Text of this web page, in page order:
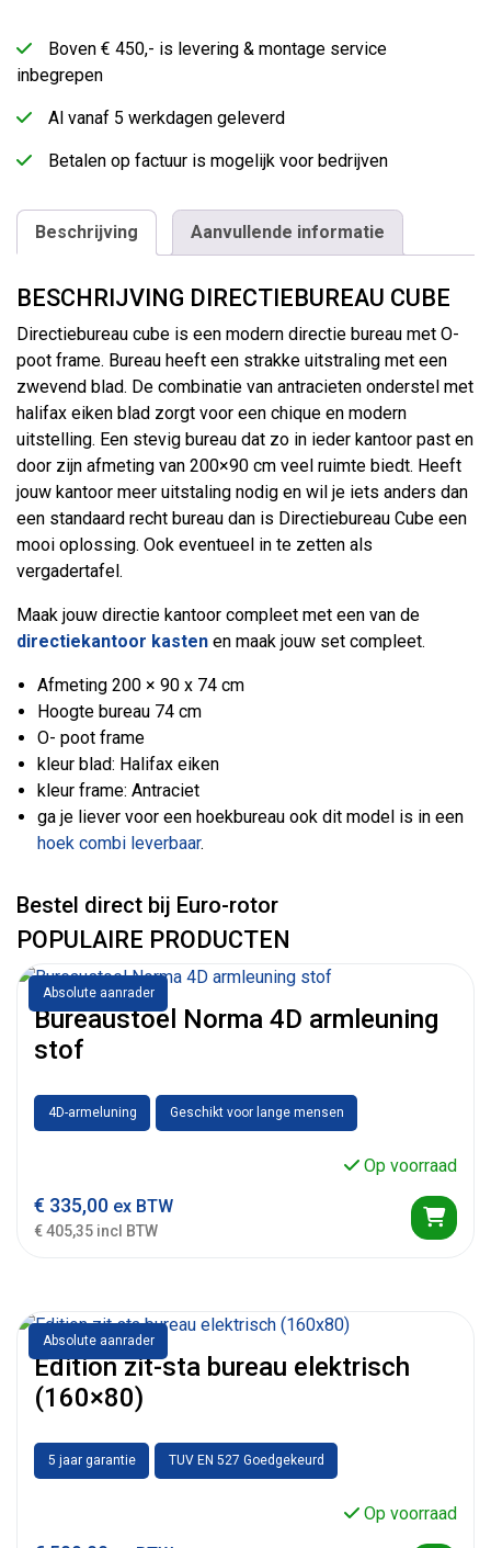
Boven € 450,- is levering & montage service
inbegrepen
Al vanaf 5 werkdagen geleverd
Betalen op factuur is mogelijk voor bedrijven
Beschrijving Aanvullende informatie
BESCHRIJVING DIRECTIEBUREAU CUBE
Directiebureau cube is een modern directie bureau met O-
poot frame. Bureau heeft een strakke uitstraling met een
zwevend blad. De combinatie van antracieten onderstel met
halifax eiken blad zorgt voor een chique en modern
uitstelling. Een stevig bureau dat zo in ieder kantoor past en
door zijn afmeting van 200×90 cm veel ruimte biedt. Heeft
jouw kantoor meer uitstaling nodig en wil je iets anders dan
een standaard recht bureau dan is Directiebureau Cube een
mooi oplossing. Ook eventueel in te zetten als
vergadertafel.
Maak jouw directie kantoor compleet met een van de
directiekantoor kasten en maak jouw set compleet.
Afmeting 200 × 90 x 74 cm
Hoogte bureau 74 cm
O- poot frame
kleur blad: Halifax eiken
kleur frame: Antraciet
ga je liever voor een hoekbureau ook dit model is in een
hoek combi leverbaar.
Bestel direct bij Euro-rotor
POPULAIRE PRODUCTEN
Absolute aanrader
Bureaustoel Norma 4D armleuning
stof
4D-armeluning Geschikt voor lange mensen
Op voorraad
€ 335,00 ex BTW
€ 405,35 incl BTW
Absolute aanrader
Edition zit-sta bureau elektrisch
(160×80)
5 jaar garantie TUV EN 527 Goedgekeurd
Op voorraad